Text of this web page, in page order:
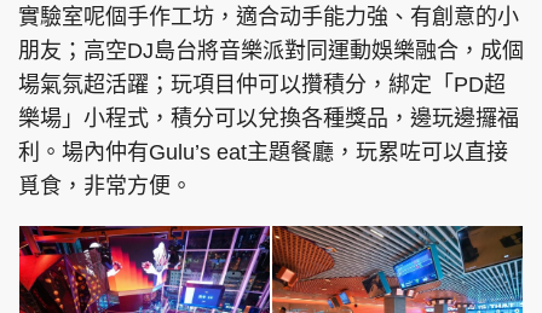
實驗室呢個手作工坊，適合动手能力強、有創意的小
朋友；高空DJ島台將音樂派對同運動娛樂融合，成個
場氣氛超活躍；玩項目仲可以攢積分，綁定「PD超
樂場」小程式，積分可以兌換各種獎品，邊玩邊攞福
利。場內仲有Gulu’s eat主題餐廳，玩累咗可以直接
覓食，非常方便。